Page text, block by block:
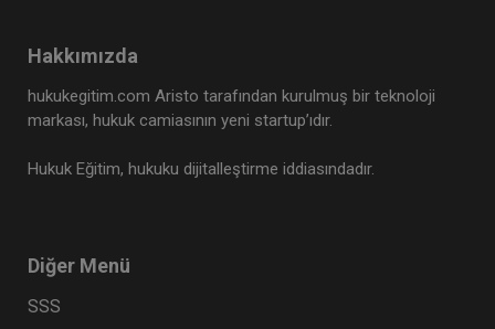
Hakkımızda
hukukegitim.com Aristo tarafından kurulmuş bir teknoloji
markası, hukuk camiasının yeni startup’ıdır.
Hukuk Eğitim, hukuku dijitalleştirme iddiasındadır.
Diğer Menü
SSS